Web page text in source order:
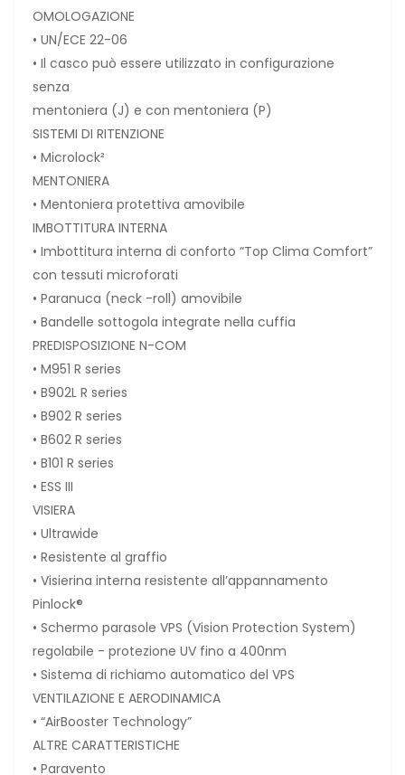
OMOLOGAZIONE
• UN/ECE 22-06
• Il casco può essere utilizzato in configurazione
senza
mentoniera (J) e con mentoniera (P)
SISTEMI DI RITENZIONE
• Microlock²
MENTONIERA
• Mentoniera protettiva amovibile
IMBOTTITURA INTERNA
• Imbottitura interna di conforto “Top Clima Comfort”
con tessuti microforati
• Paranuca (neck -roll) amovibile
• Bandelle sottogola integrate nella cuffia
PREDISPOSIZIONE N-COM
• M951 R series
• B902L R series
• B902 R series
• B602 R series
• B101 R series
• ESS III
VISIERA
• Ultrawide
• Resistente al graffio
• Visierina interna resistente all’appannamento
Pinlock®
• Schermo parasole VPS (Vision Protection System)
regolabile - protezione UV fino a 400nm
• Sistema di richiamo automatico del VPS
VENTILAZIONE E AERODINAMICA
• “AirBooster Technology”
ALTRE CARATTERISTICHE
• Paravento